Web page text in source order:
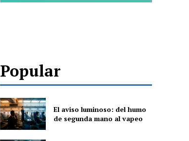
Popular
El aviso luminoso: del humo
de segunda mano al vapeo